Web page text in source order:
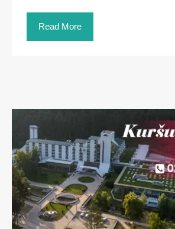
Read More